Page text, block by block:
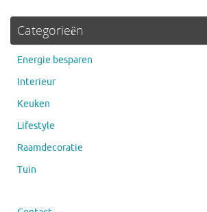
Categorieën
Energie besparen
Interieur
Keuken
Lifestyle
Raamdecoratie
Tuin